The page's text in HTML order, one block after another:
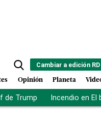
Cambiar a edición RD
Opinión Planeta
de Trump Incendio en El